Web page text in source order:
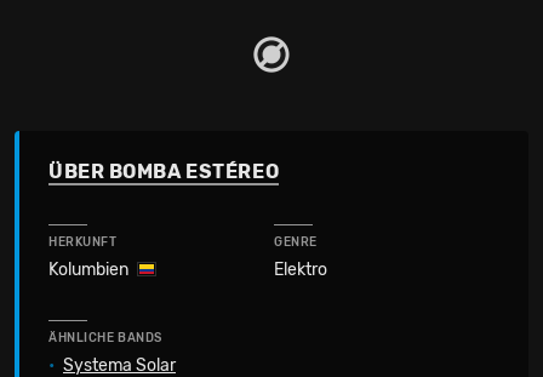
ÜBER BOMBA ESTÉREO
HERKUNFT
Kolumbien
GENRE
Elektro
ÄHNLICHE BANDS
• Systema Solar